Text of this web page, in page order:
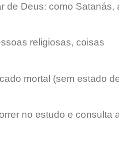
de Deus: como Satanás,
religiosas, coisas
mortal (sem estado
no estudo e consulta